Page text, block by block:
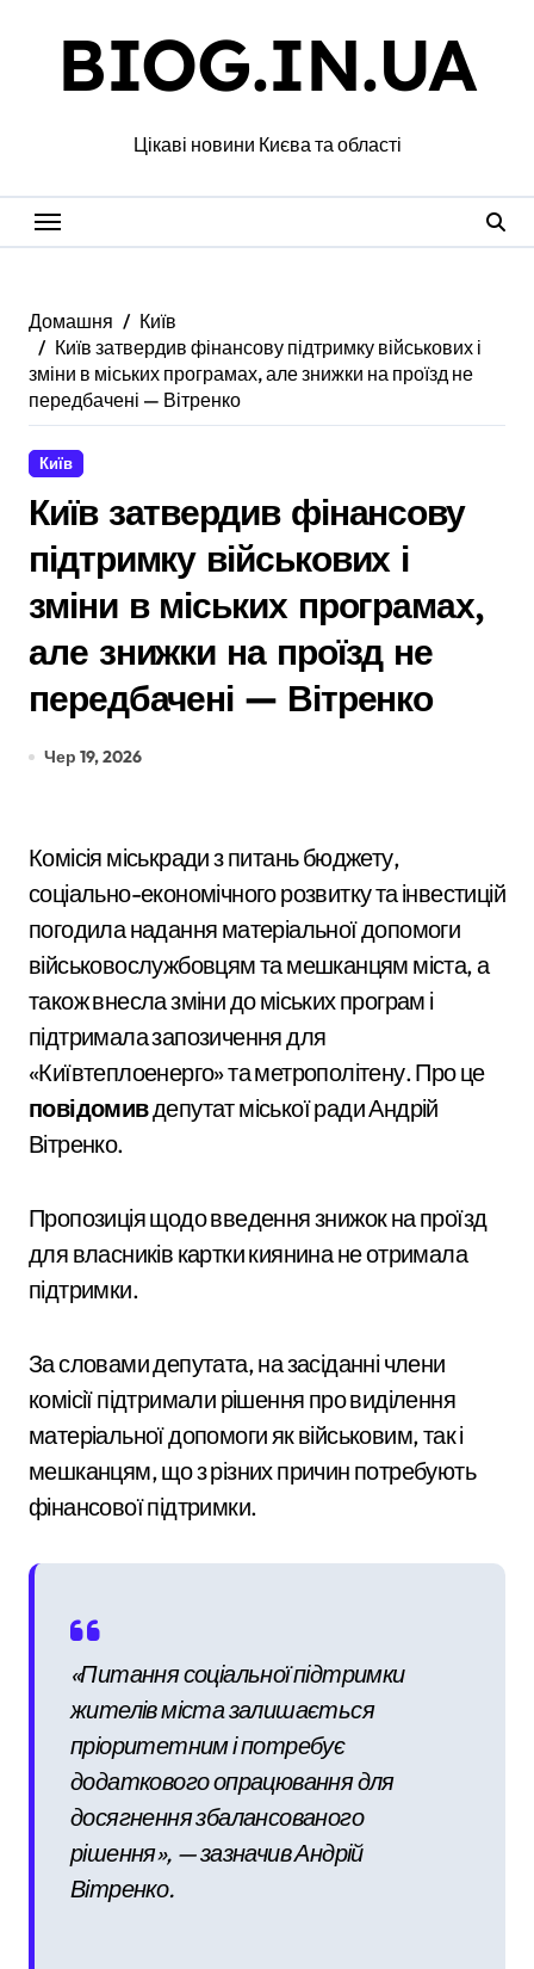
BIOG.IN.UA
Цікаві новини Києва та області
Домашня
Київ
Київ затвердив фінансову підтримку військових і
зміни в міських програмах, але знижки на проїзд не
передбачені — Вітренко
Київ
Київ затвердив фінансову
підтримку військових і
зміни в міських програмах,
але знижки на проїзд не
передбачені — Вітренко
Чер 19, 2026
Комісія міськради з питань бюджету,
соціально-економічного розвитку та інвестицій
погодила надання матеріальної допомоги
військовослужбовцям та мешканцям міста, а
також внесла зміни до міських програм і
підтримала запозичення для
«Київтеплоенерго» та метрополітену. Про це
повідомивдепутат міської ради Андрій
Вітренко.
Пропозиція щодо введення знижок на проїзд
для власників картки киянина не отримала
підтримки.
За словами депутата, на засіданні члени
комісії підтримали рішення про виділення
матеріальної допомоги як військовим, так і
мешканцям, що з різних причин потребують
фінансової підтримки.
«Питання соціальної підтримки
жителів міста залишається
пріоритетним і потребує
додаткового опрацювання для
досягнення збалансованого
рішення», — зазначив Андрій
Вітренко.